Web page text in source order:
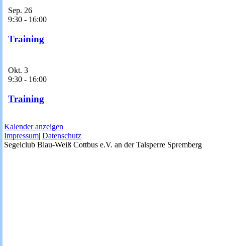
Sep. 26
9:30 - 16:00
Training
Okt. 3
9:30 - 16:00
Training
Kalender anzeigen
Impressum| Datenschutz
Segelclub Blau-Weiß Cottbus e.V. an der Talsperre Spremberg